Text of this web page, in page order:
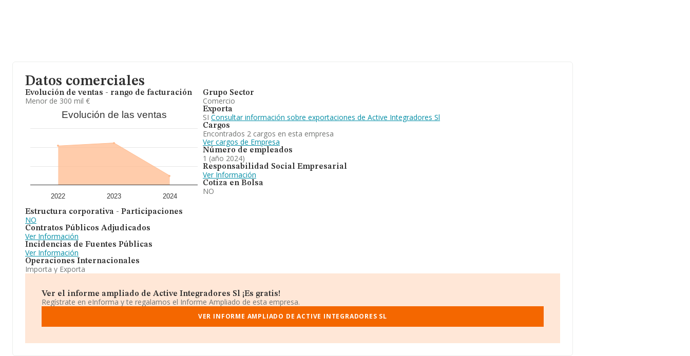
Datos comerciales
Evolución de ventas - rango de facturación
Menor de 300 mil €
Evolución de las ventas
2022 2023 2024
Estructura corporativa - Participaciones
NO
Contratos Públicos Adjudicados
Ver Información
Incidencias de Fuentes Públicas
Ver Información
Operaciones Internacionales
Importa y Exporta
Grupo Sector
Comercio
Exporta
SI Consultar información sobre exportaciones de Active Integradores Sl
Cargos
Encontrados 2 cargos en esta empresa
Ver cargos de Empresa
Número de empleados
1 (año 2024)
Responsabilidad Social Empresarial
Ver Información
Cotiza en Bolsa
NO
Ver el informe ampliado de Active Integradores Sl ¡Es gratis!
Regístrate en eInforma y te regalamos el Informe Ampliado de esta empresa.
VER INFORME AMPLIADO DE ACTIVE INTEGRADORES SL